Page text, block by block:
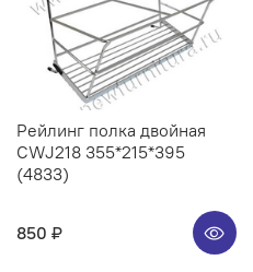
Рейлинг полка двойная
CWJ218 355*215*395
(4833)
850 ₽